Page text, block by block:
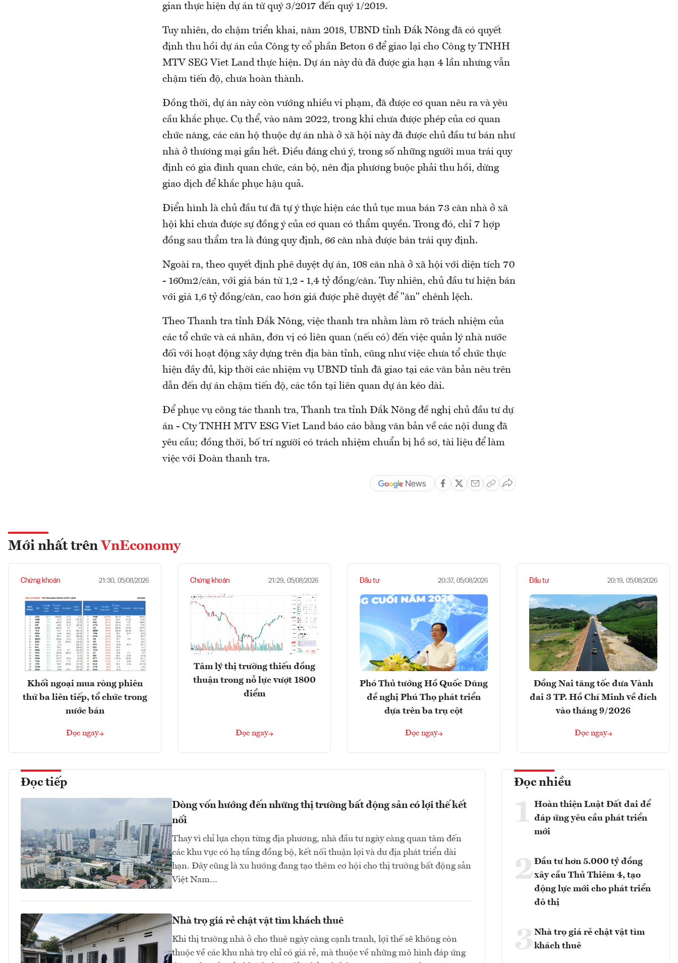
gian thực hiện dự án từ quý 3/2017 đến quý 1/2019.
Tuy nhiên, do chậm triển khai, năm 2018, UBND tỉnh Đắk Nông đã có quyết
định thu hồi dự án của Công ty cổ phần Beton 6 để giao lại cho Công ty TNHH
MTV SEG Viet Land thực hiện. Dự án này dù đã được gia hạn 4 lần nhưng vẫn
chậm tiến độ, chưa hoàn thành.
Đồng thời, dự án này còn vướng nhiều vi phạm, đã được cơ quan nêu ra và yêu
cầu khắc phục. Cụ thể, vào năm 2022, trong khi chưa được phép của cơ quan
chức năng, các căn hộ thuộc dự án nhà ở xã hội này đã được chủ đầu tư bán như
nhà ở thương mại gần hết. Điều đáng chú ý, trong số những người mua trái quy
định có gia đình quan chức, cán bộ, nên địa phương buộc phải thu hồi, dừng
giao dịch để khắc phục hậu quả.
Điển hình là chủ đầu tư đã tự ý thực hiện các thủ tục mua bán 73 căn nhà ở xã
hội khi chưa được sự đồng ý của cơ quan có thẩm quyền. Trong đó, chỉ 7 hợp
đồng sau thẩm tra là đúng quy định, 66 căn nhà được bán trái quy định.
Ngoài ra, theo quyết định phê duyệt dự án, 108 căn nhà ở xã hội với diện tích 70
- 160m2/căn, với giá bán từ 1,2 - 1,4 tỷ đồng/căn. Tuy nhiên, chủ đầu tư hiện bán
với giá 1,6 tỷ đồng/căn, cao hơn giá được phê duyệt để "ăn" chênh lệch.
Theo Thanh tra tỉnh Đắk Nông, việc thanh tra nhằm làm rõ trách nhiệm của
các tổ chức và cá nhân, đơn vị có liên quan (nếu có) đến việc quản lý nhà nước
đối với hoạt động xây dựng trên địa bàn tỉnh, cũng như việc chưa tổ chức thực
hiện đầy đủ, kịp thời các nhiệm vụ UBND tỉnh đã giao tại các văn bản nêu trên
dẫn đến dự án chậm tiến độ, các tồn tại liên quan dự án kéo dài.
Để phục vụ công tác thanh tra, Thanh tra tỉnh Đắk Nông đề nghị chủ đầu tư dự
án - Cty TNHH MTV ESG Viet Land báo cáo bằng văn bản về các nội dung đã
yêu cầu; đồng thời, bố trí người có trách nhiệm chuẩn bị hồ sơ, tài liệu để làm
việc với Đoàn thanh tra.
Mới nhất trên VnEconomy
Chứng khoán 21:30, 05/08/2026
Khối ngoại mua ròng phiên
thứ ba liên tiếp, tổ chức trong
nước bán
Đọc ngay
Chứng khoán 21:29, 05/08/2026
Tâm lý thị trường thiếu đồng
thuận trong nỗ lực vượt 1800
điểm
Đọc ngay
Đầu tư 20:37, 05/08/2026
Phó Thủ tướng Hồ Quốc Dũng
đề nghị Phú Thọ phát triển
dựa trên ba trụ cột
Đọc ngay
Đầu tư 20:19, 05/08/2026
Đồng Nai tăng tốc đưa Vành
đai 3 TP. Hồ Chí Minh về đích
vào tháng 9/2026
Đọc ngay
Đọc tiếp
Dòng vốn hướng đến những thị trường bất động sản có lợi thế kết
nối
Thay vì chỉ lựa chọn từng địa phương, nhà đầu tư ngày càng quan tâm đến
các khu vực có hạ tầng đồng bộ, kết nối thuận lợi và dư địa phát triển dài
hạn. Đây cũng là xu hướng đang tạo thêm cơ hội cho thị trường bất động sản
Việt Nam…
Nhà trọ giá rẻ chật vật tìm khách thuê
Khi thị trường nhà ở cho thuê ngày càng cạnh tranh, lợi thế sẽ không còn
thuộc về các khu nhà trọ chỉ có giá rẻ, mà thuộc về những mô hình đáp ứng
Đọc nhiều
1 Hoàn thiện Luật Đất đai để
đáp ứng yêu cầu phát triển
mới
2Đầu tư hơn 5.000 tỷ đồng
xây cầu Thủ Thiêm 4, tạo
động lực mới cho phát triển
đô thị
3 Nhà trọ giá rẻ chật vật tìm
khách thuê